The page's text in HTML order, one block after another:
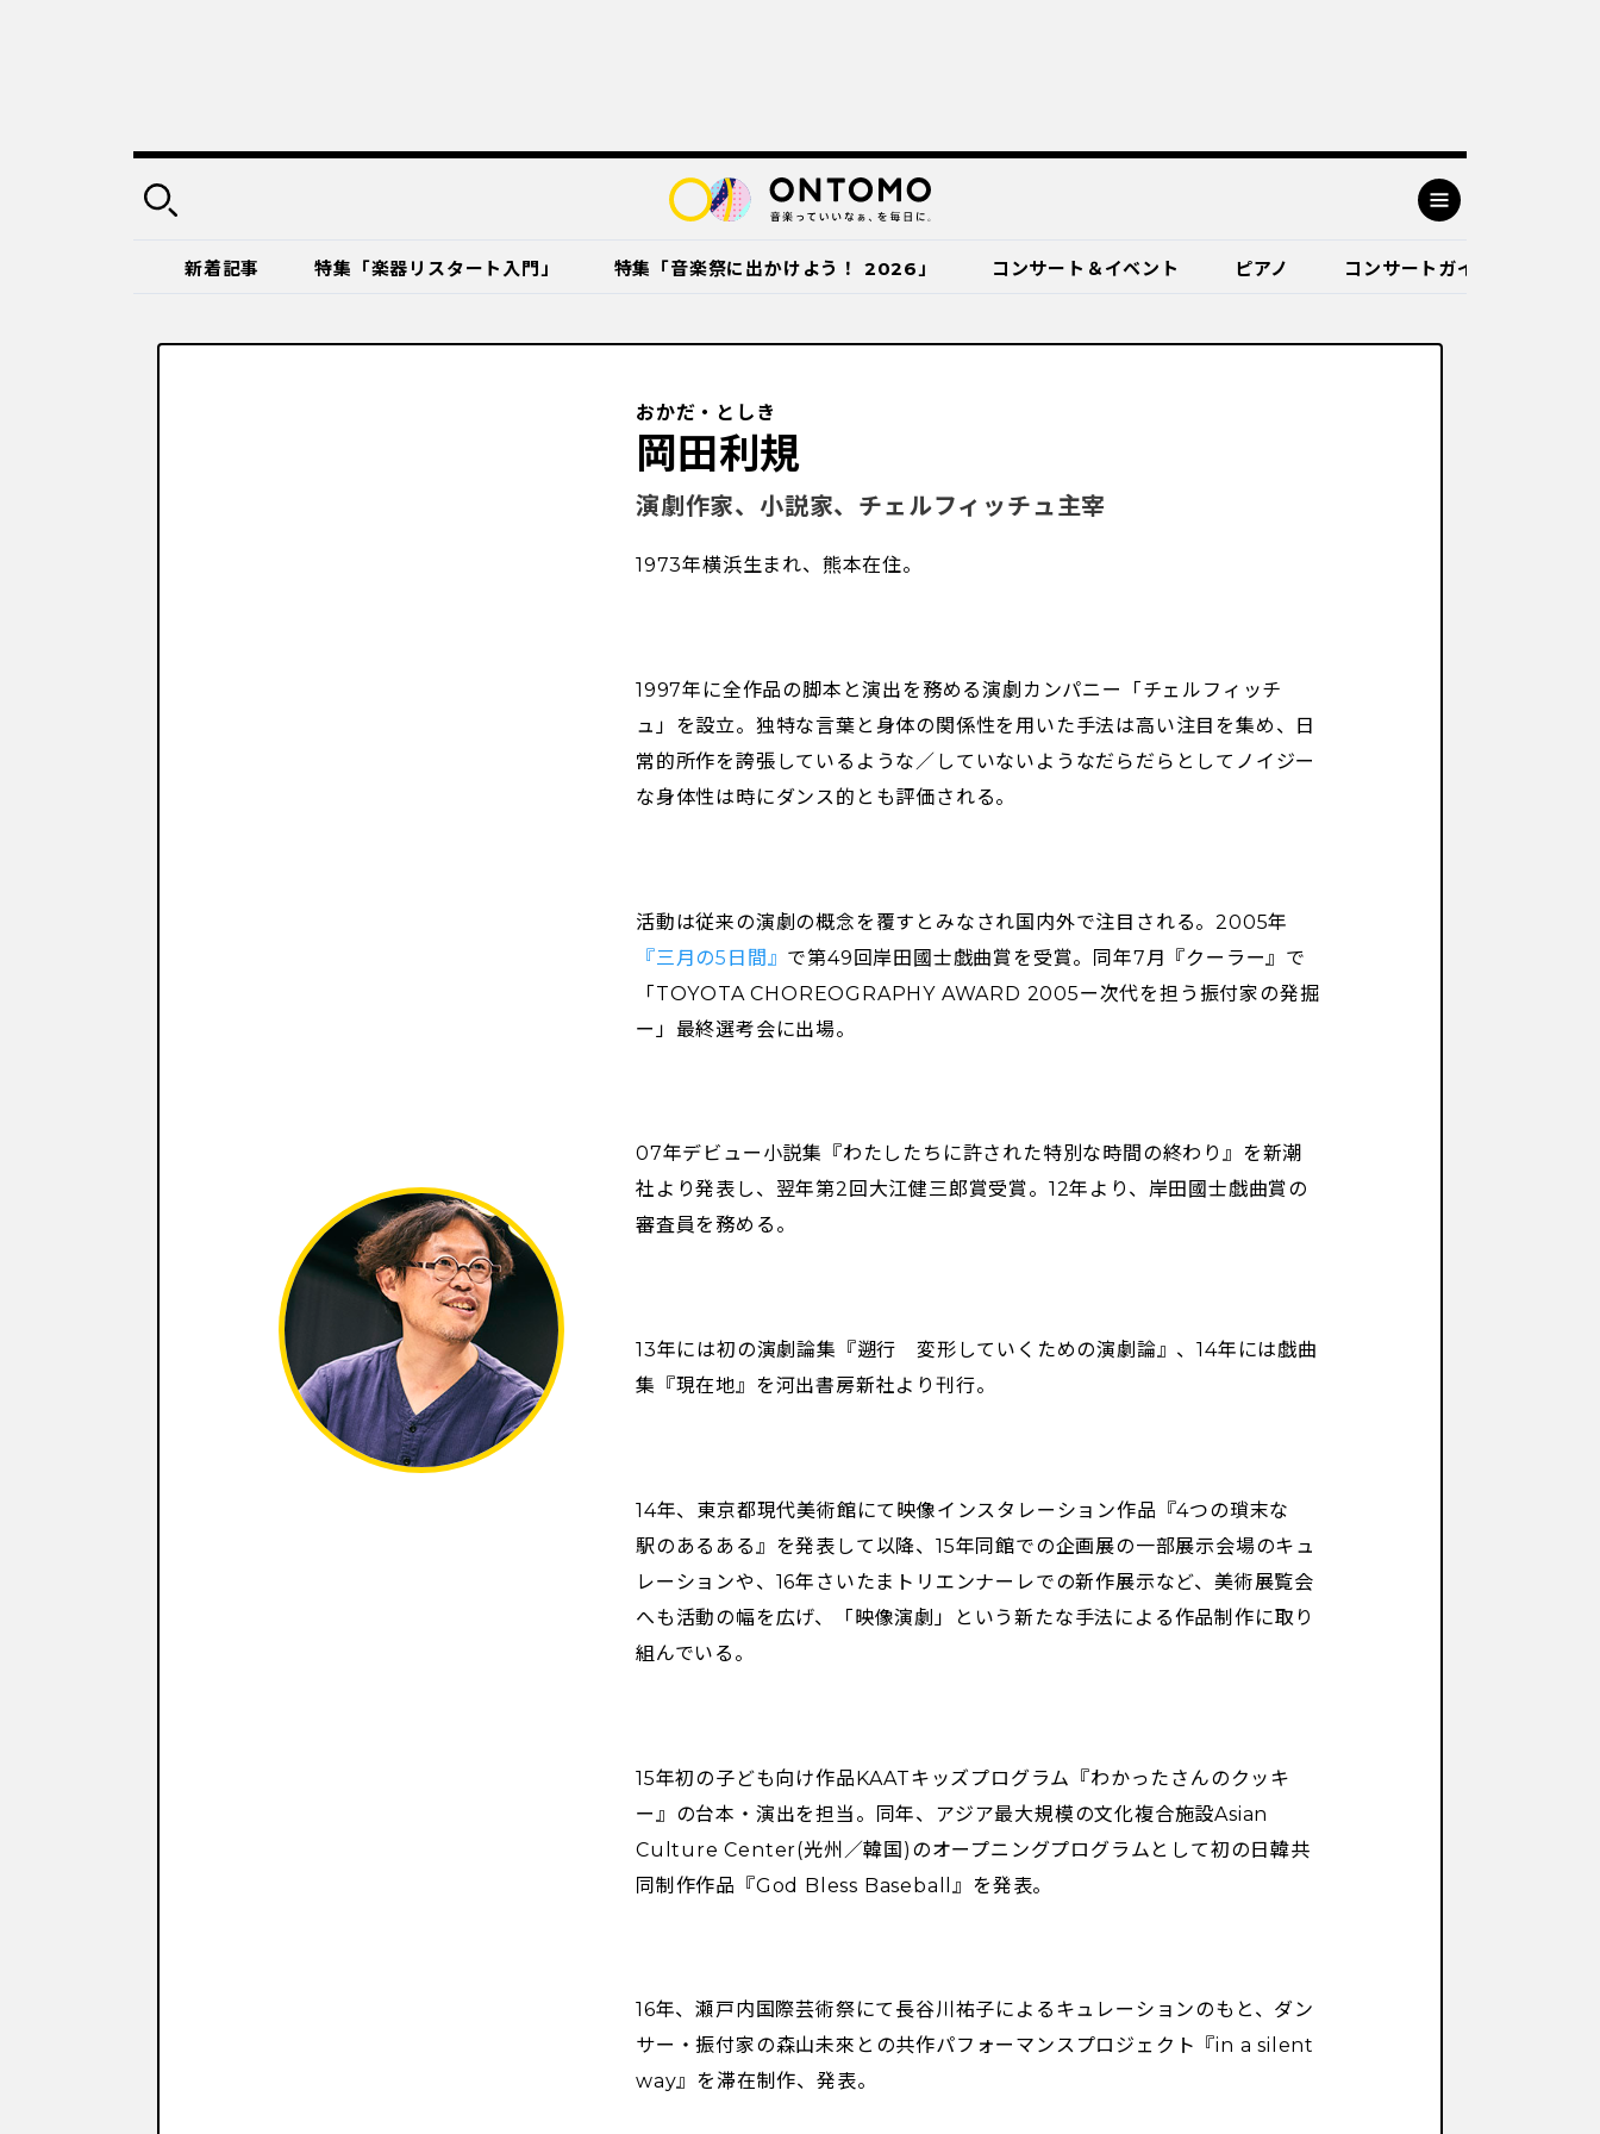
新着記事 特集「楽器リスタート入門」 特集「音楽祭に出かけよう！ 2026」 コンサート＆イベント ピアノ コンサートガイド
おかだ・としき
岡田利規
演劇作家、小説家、チェルフィッチュ主宰
1973年横浜生まれ、熊本在住。
1997年に全作品の脚本と演出を務める演劇カンパニー「チェルフィッチ
ュ」を設立。独特な言葉と身体の関係性を用いた手法は高い注目を集め、日
常的所作を誇張しているような／していないようなだらだらとしてノイジー
な身体性は時にダンス的とも評価される。
活動は従来の演劇の概念を覆すとみなされ国内外で注目される。2005年
『三月の5日間』 で第49回岸田國士戯曲賞を受賞。同年7月『クーラー』で
「TOYOTA CHOREOGRAPHY AWARD 2005ー次代を担う振付家の発掘
ー」最終選考会に出場。
07年デビュー小説集『わたしたちに許された特別な時間の終わり』を新潮
社より発表し、翌年第2回大江健三郎賞受賞。12年より、岸田國士戯曲賞の
審査員を務める。
13年には初の演劇論集『遡行 変形していくための演劇論』、14年には戯曲
集『現在地』を河出書房新社より刊行。
14年、東京都現代美術館にて映像インスタレーション作品『4つの瑣末な
駅のあるある』を発表して以降、15年同館での企画展の一部展示会場のキュ
レーションや、16年さいたまトリエンナーレでの新作展示など、美術展覧会
へも活動の幅を広げ、「映像演劇」という新たな手法による作品制作に取り
組んでいる。
15年初の子ども向け作品KAATキッズプログラム『わかったさんのクッキ
ー』の台本・演出を担当。同年、アジア最大規模の文化複合施設Asian
Culture Center(光州／韓国)のオープニングプログラムとして初の日韓共
同制作作品『God Bless Baseball』を発表。
16年、瀬戸内国際芸術祭にて長谷川祐子によるキュレーションのもと、ダン
サー・振付家の森山未來との共作パフォーマンスプロジェクト『in a silent
way』を滞在制作、発表。